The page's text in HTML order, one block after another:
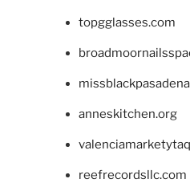
topgglasses.com
anneskitchen.org
reefrecordsllc.com